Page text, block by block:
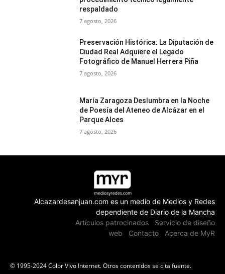
respaldado
7 agosto, 2026
Preservación Histórica: La Diputación de
Ciudad Real Adquiere el Legado
Fotográfico de Manuel Herrera Piña
7 agosto, 2026
María Zaragoza Deslumbra en la Noche
de Poesía del Ateneo de Alcázar en el
Parque Alces
7 agosto, 2026
Alcazardesanjuan.com es un medio de Medios y Redes
dependiente de Diario de la Mancha
Artículos patrocinados
Servicio de diseño
web
Contacto Acerca de MyR
© 1995-2024 Color Vivo Internet. Otros contenidos se cita fuente.